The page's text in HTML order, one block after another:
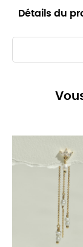
Détails du